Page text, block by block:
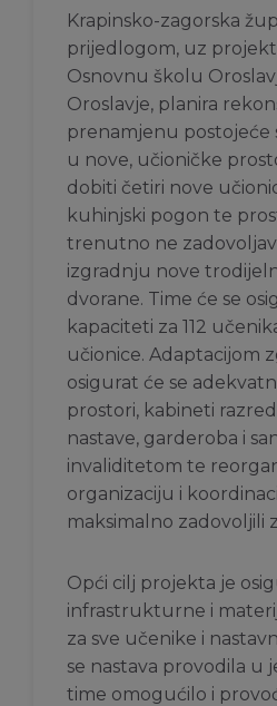
Krapinsko-zagorska
prijedlogom, uz
Osnovnu školu
Oroslavje, planira
prenamjenu postojeće
u nove, učioničke
dobiti četiri nove
kuhinjski pogon te
trenutno ne
izgradnju nove
dvorane. Time će se
kapaciteti za 112
učionice. Adaptacijom
osigurat će se
prostori, kabineti
nastave, garderoba i
invaliditetom te
organizaciju i
maksimalno zadovoljili
Opći cilj projekta je
infrastrukturne i
za sve učenike i
se nastava provodila u
time omogućilo i